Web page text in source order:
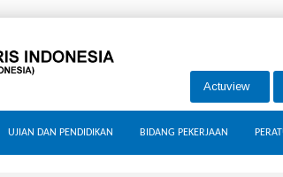
Actuview
UJIAN DAN PENDIDIKAN BIDANG PEKERJAAN